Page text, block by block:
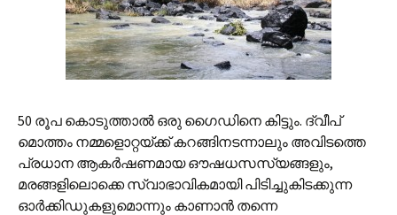
50 രൂപ കൊടുത്താല്‍ ഒരു ഗൈഡിനെ കിട്ടും. ദ്വീപ്
മൊത്തം നമ്മളൊറ്റയ്ക്ക് കറങ്ങിനടന്നാലും അവിടത്തെ
പ്രധാന ആകര്‍ഷണമായ ഔഷധസസ്യങ്ങളും,
മരങ്ങളിലൊക്കെ സ്വാഭാവികമായി പിടിച്ചുകിടക്കുന്ന
ഓര്‍ക്കിഡുകളുമൊന്നും കാണാന്‍ തന്നെ